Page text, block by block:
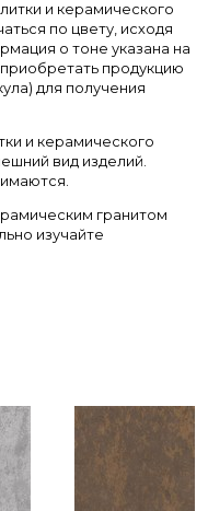
и керамического
по цвету, исходя
о тоне указана на
продукцию
для получения
и керамического
вид изделий.
гранитом
изучайте